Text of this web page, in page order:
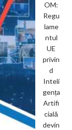
OM:
Regu
lame
ntul
UE
privin
d
Inteli
gența
Artifi
cială
devin